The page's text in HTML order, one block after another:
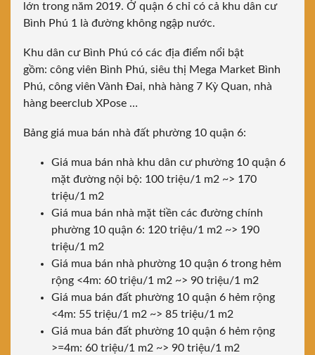
lớn trong năm 2019. Ở quận 6 chỉ có cả khu dân cư
Bình Phú 1 là đường không ngập nước.
Khu dân cư Bình Phú có các địa điểm nổi bật
gồm: công viên Bình Phú, siêu thị Mega Market Bình
Phú, công viên Vành Đai, nhà hàng 7 Kỳ Quan, nhà
hàng beerclub XPose …
Bảng giá mua bán nhà đất phường 10 quận 6:
Giá mua bán nhà khu dân cư phường 10 quận 6
mặt đường nội bộ: 100 triệu/1 m2 ~> 170
triệu/1 m2
Giá mua bán nhà mặt tiền các đường chính
phường 10 quận 6: 120 triệu/1 m2 ~> 190
triệu/1 m2
Giá mua bán nhà phường 10 quận 6 trong hẻm
rộng <4m: 60 triệu/1 m2 ~> 90 triệu/1 m2
Giá mua bán đất phường 10 quận 6 hẻm rộng
<4m: 55 triệu/1 m2 ~> 85 triệu/1 m2
Giá mua bán đất phường 10 quận 6 hẻm rộng
>=4m: 60 triệu/1 m2 ~> 90 triệu/1 m2